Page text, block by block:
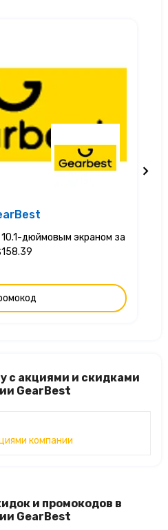
дюймовым экраном за
с акциями и скидками
GearBest
компании
и промокодов в
GearBest